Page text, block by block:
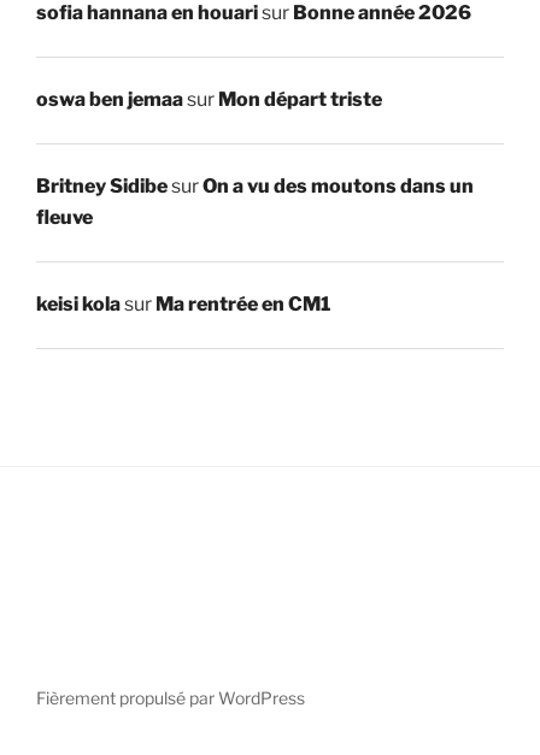
sofia hannana en houarisur Bonne année 2026
oswa ben jemaasur Mon départ triste
Britney SidibesurOn a vu des moutons dans un
fleuve
keisi kolasur Ma rentrée en CM1
Fièrement propulsé par WordPress